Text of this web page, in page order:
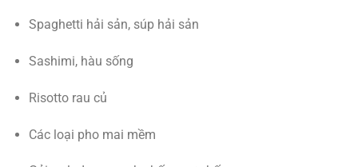
Spaghetti hải sản, súp hải sản
Sashimi, hàu sống
Risotto rau củ
Các loại pho mai mềm